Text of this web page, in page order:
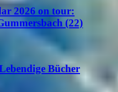
2026 on tour:
(22)
Bücher